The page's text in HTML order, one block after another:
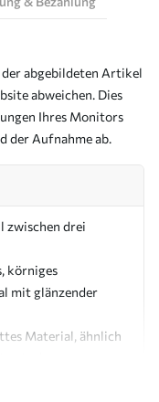
der abgebildeten Artikel
abweichen. Dies
Ihres Monitors
der Aufnahme ab.
zwischen drei
körniges
mit glänzender
Material, ähnlich